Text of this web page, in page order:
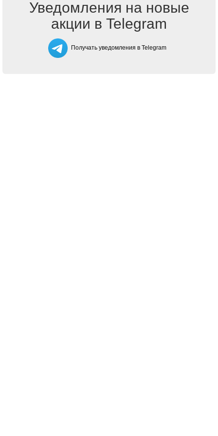
Уведомления на новые
акции в Telegram
Получать уведомления в Telegram